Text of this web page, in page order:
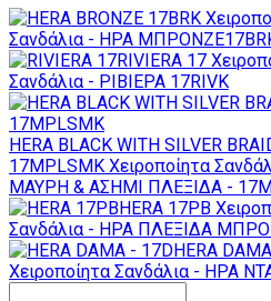
Σανδάλια - ΗΡΑ
RIVIERA 17
Σανδάλια - ΡΙΒΙΕΡΑ 17RIVK
HERA BLACK WITH SILVER
17MPLSMK Χειροποίητα
ΜΑΥΡΗ & ΑΣΗΜΙ ΠΛΕΞΙΔΑ -
HERA 17PB
Σανδάλια - ΗΡΑ ΠΛΕΞΙΔΑ
HERA
Χειροποίητα Σανδάλια - ΗΡΑ